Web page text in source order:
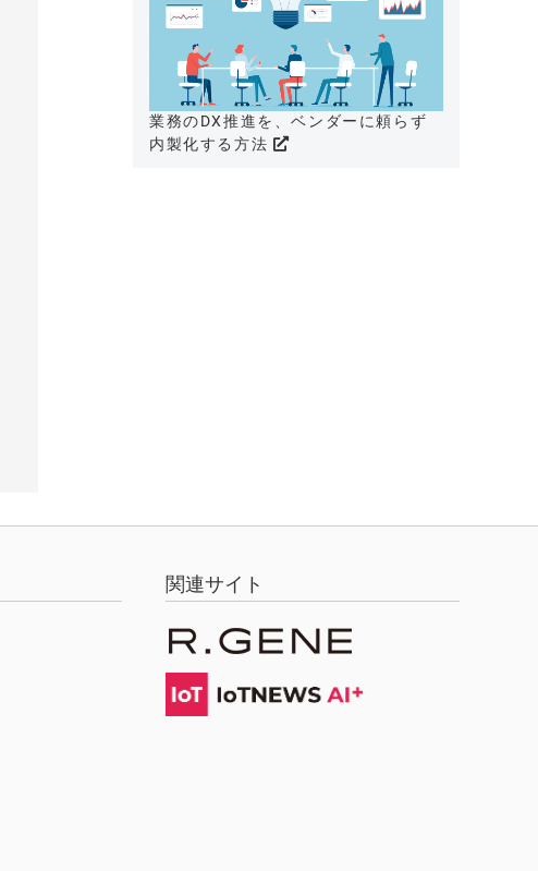
業務のDX推進を、ベンダーに頼らず
内製化する方法
関連サイト